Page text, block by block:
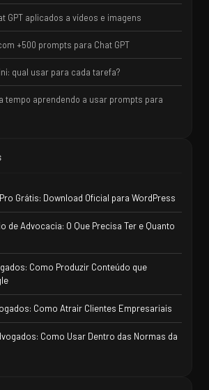
GPT aplicados a vídeos e imagens
+500 prompts para Chat GPT
qual usar para cada tarefa?
tempo aprendendo a usar prompts para
Grátis: Download Oficial para WordPress
de Advocacia: O Que Precisa Ter e Quanto
Como Produzir Conteúdo que
Como Atrair Clientes Empresariais
Como Usar Dentro das Normas da